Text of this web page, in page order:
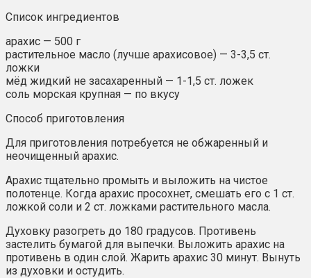
Список ингредиентов
арахис — 500 г
растительное масло (лучше арахисовое) — 3-3,5 ст.
ложки
мёд жидкий не засахаренный — 1-1,5 ст. ложек
соль морская крупная — по вкусу
Способ приготовления
Для приготовления потребуется не обжаренный и
неочищенный арахис.
Арахис тщательно промыть и выложить на чистое
полотенце. Когда арахис просохнет, смешать его с 1 ст.
ложкой соли и 2 ст. ложками растительного масла.
Духовку разогреть до 180 градусов. Противень
застелить бумагой для выпечки. Выложить арахис на
противень в один слой. Жарить арахис 30 минут. Вынуть
из духовки и остудить.